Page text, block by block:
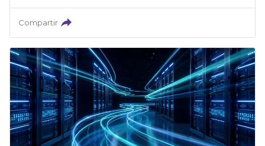
Compartir